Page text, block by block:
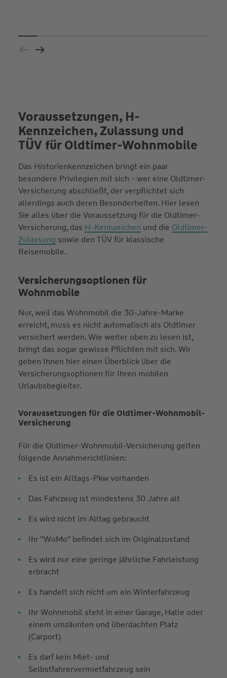
Voraussetzungen, H-
Kennzeichen, Zulassung und
TÜV für Oldtimer-Wohnmobile
Das Historienkennzeichen bringt ein paar
besondere Privilegien mit sich - wer eine Oldtimer-
Versicherung abschließt, der verpflichtet sich
allerdings auch deren Besonderheiten. Hier lesen
Sie alles über die Voraussetzung für die Oldtimer-
Versicherung, das H-Kennzeichen und die Oldtimer-
Zulassung sowie den TÜV für klassische
Reisemobile.
Versicherungsoptionen für
Wohnmobile
Nur, weil das Wohnmobil die 30-Jahre-Marke
erreicht, muss es nicht automatisch als Oldtimer
versichert werden. Wie weiter oben zu lesen ist,
bringt das sogar gewisse Pflichten mit sich. Wir
geben Ihnen hier einen Überblick über die
Versicherungsoptionen für Ihren mobilen
Urlaubsbegleiter.
Voraussetzungen für die Oldtimer-Wohnmobil-
Versicherung
Für die Oldtimer-Wohnmobil-Versicherung gelten
folgende Annahmerichtlinien:
Es ist ein Alltags-Pkw vorhanden
Das Fahrzeug ist mindestens 30 Jahre alt
Es wird nicht im Alltag gebraucht
Ihr "WoMo" befindet sich im Originalzustand
Es wird nur eine geringe jährliche Fahrleistung
erbracht
Es handelt sich nicht um ein Winterfahrzeug
Ihr Wohnmobil steht in einer Garage, Halle oder
einem umzäunten und überdachten Platz
(Carport)
Es darf kein Miet- und
Selbstfahrervermietfahrzeug sein